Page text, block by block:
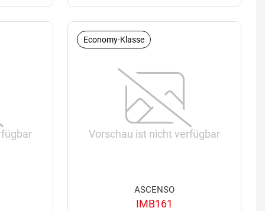
Vorschau ist nicht verfügbar
Economy-Klasse
ASCENSO
IMB161